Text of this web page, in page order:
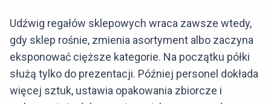
Udźwig regałów sklepowych wraca zawsze wtedy,
gdy sklep rośnie, zmienia asortyment albo zaczyna
eksponować cięższe kategorie. Na początku półki
służą tylko do prezentacji. Później personel dokłada
więcej sztuk, ustawia opakowania zbiorcze i